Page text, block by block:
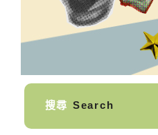
搜尋 Search